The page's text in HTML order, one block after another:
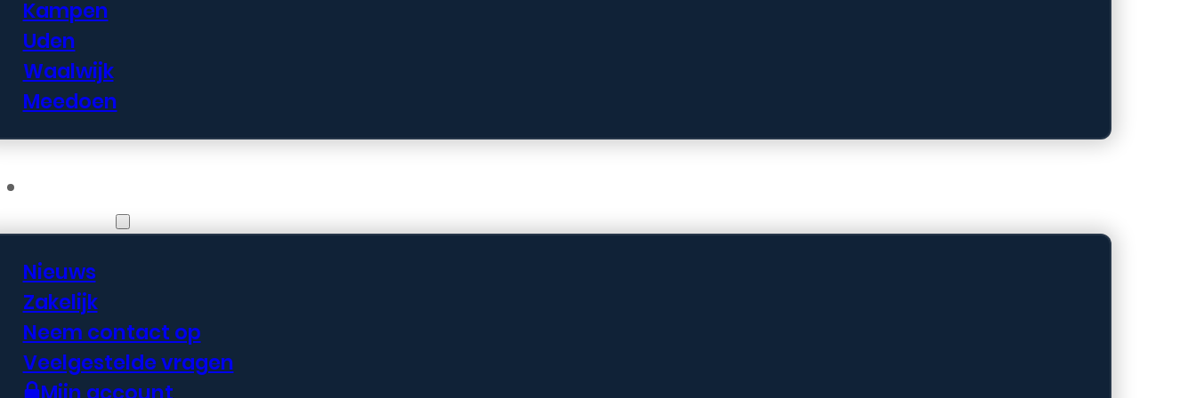
Kampen
Uden
Waalwijk
Meedoen
Nieuws
Zakelijk
Neem contact op
Veelgestelde vragen
Mijn account